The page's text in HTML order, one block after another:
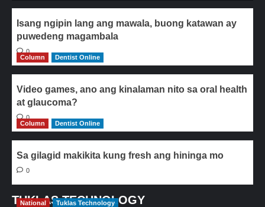
Isang ngipin lang ang mawala, buong katawan ay
puwedeng magambala
0
Column
Dentist Online
Video games, ano ang kinalaman nito sa oral health
at glaucoma?
0
Column
Dentist Online
Sa gilagid makikita kung fresh ang hininga mo
0
TUKLAS TECHNOLOGY
National Tuklas Technology